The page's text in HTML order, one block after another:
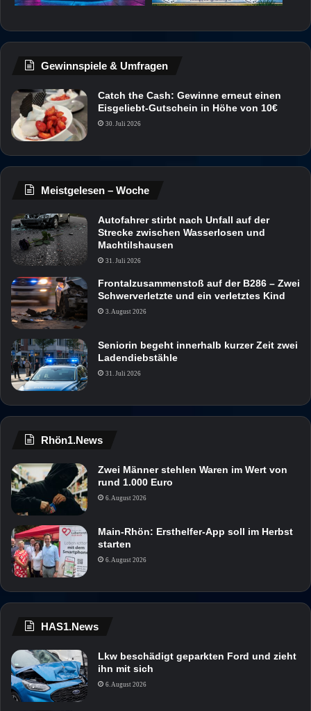
Gewinnspiele & Umfragen
Catch the Cash: Gewinne erneut einen
Eisgeliebt-Gutschein in Höhe von 10€
30. Juli 2026
Meistgelesen – Woche
Autofahrer stirbt nach Unfall auf der
Strecke zwischen Wasserlosen und
Machtilshausen
31. Juli 2026
Frontalzusammenstoß auf der B286 – Zwei
Schwerverletzte und ein verletztes Kind
3. August 2026
Seniorin begeht innerhalb kurzer Zeit zwei
Ladendiebstähle
31. Juli 2026
Rhön1.News
Zwei Männer stehlen Waren im Wert von
rund 1.000 Euro
6. August 2026
Main-Rhön: Ersthelfer-App soll im Herbst
starten
6. August 2026
HAS1.News
Lkw beschädigt geparkten Ford und zieht
ihn mit sich
6. August 2026